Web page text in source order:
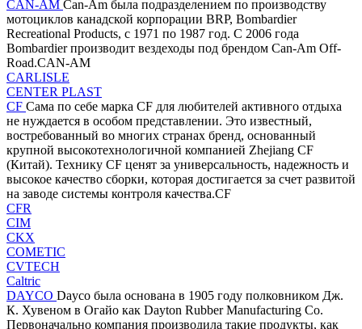
CAN-AM Can-Am была подразделением по производству
мотоциклов канадской корпорации BRP, Bombardier
Recreational Products, с 1971 по 1987 год. С 2006 года
Bombardier производит вездеходы под брендом Can-Am Off-
Road.CAN-AM
CARLISLE
CENTER PLAST
CF Сама по себе марка CF для любителей активного отдыха
не нуждается в особом представлении. Это известный,
востребованный во многих странах бренд, основанный
крупной высокотехнологичной компанией Zhejiang CF
(Китай). Технику CF ценят за универсальность, надежность и
высокое качество сборки, которая достигается за счет развитой
на заводе системы контроля качества.CF
CFR
CIM
CKX
COMETIC
CVTECH
Caltric
DAYCO Dayco была основана в 1905 году полковником Дж.
К. Хувеном в Огайо как Dayton Rubber Manufacturing Co.
Первоначально компания производила такие продукты, как